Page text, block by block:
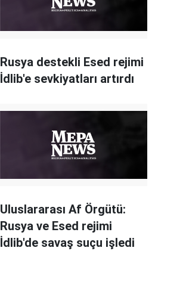
Rusya destekli Esed rejimi
İdlib'e sevkiyatları artırdı
Uluslararası Af Örgütü:
Rusya ve Esed rejimi
İdlib'de savaş suçu işledi